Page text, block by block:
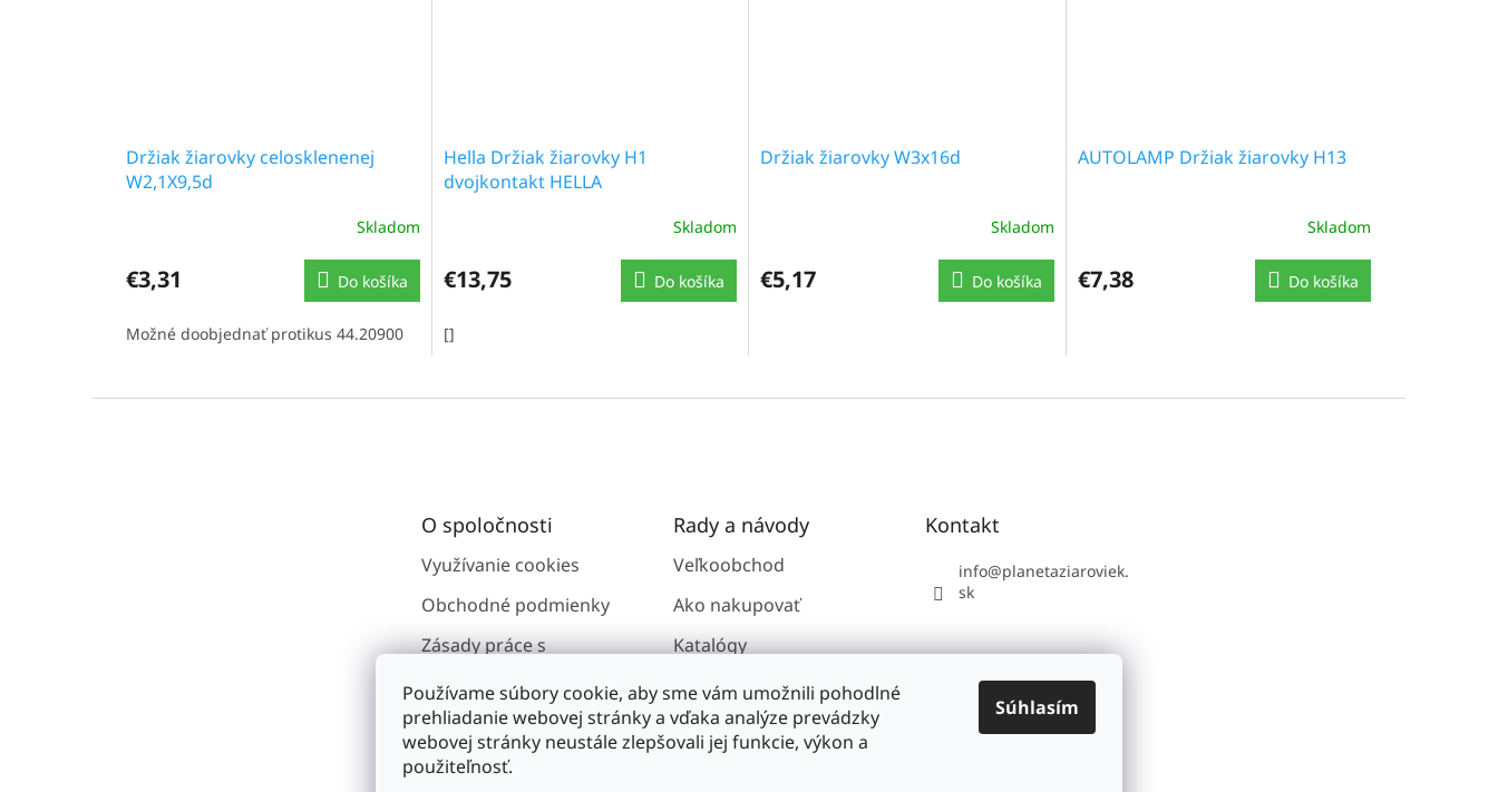
Používame súbory cookie, aby sme vám umožnili pohodlné
prehliadanie webovej stránky a vďaka analýze prevádzky
webovej stránky neustále zlepšovali jej funkcie, výkon a
použiteľnosť.
Súhlasím
Držiak žiarovky celosklenenej
W2,1X9,5d
Skladom
€3,31 Do košíka
Možné doobjednať protikus 44.20900
Hella Držiak žiarovky H1
dvojkontakt HELLA
Skladom
€13,75 Do košíka
[]
Držiak žiarovky W3x16d
Skladom
€5,17 Do košíka
AUTOLAMP Držiak žiarovky H13
Skladom
€7,38 Do košíka
O spoločnosti
Využívanie cookies
Obchodné podmienky
Zásady práce s
Kontakty
O spoločnosti
Rady a návody
Veľkoobchod
Ako nakupovať
Katalógy
Kontakt
info@planetaziaroviek.
sk